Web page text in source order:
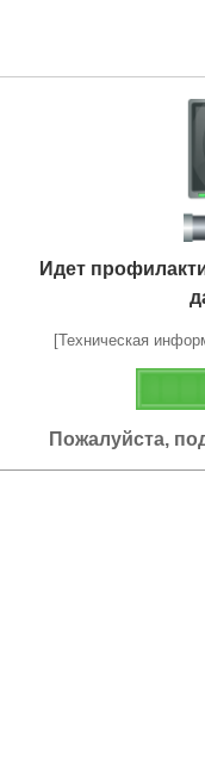
Идет
[Техническая
Пожалуйста,